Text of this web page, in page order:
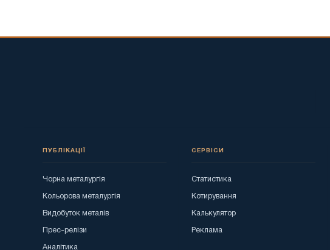
ПУБЛІКАЦІЇ
Чорна металургія
Кольорова металургія
Видобуток металів
Прес-релізи
Аналітика
СЕРВІСИ
Статистика
Котирування
Калькулятор
Реклама